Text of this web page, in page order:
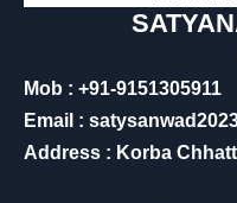
Mob : +91-9151305911
Email :
Address : Korba